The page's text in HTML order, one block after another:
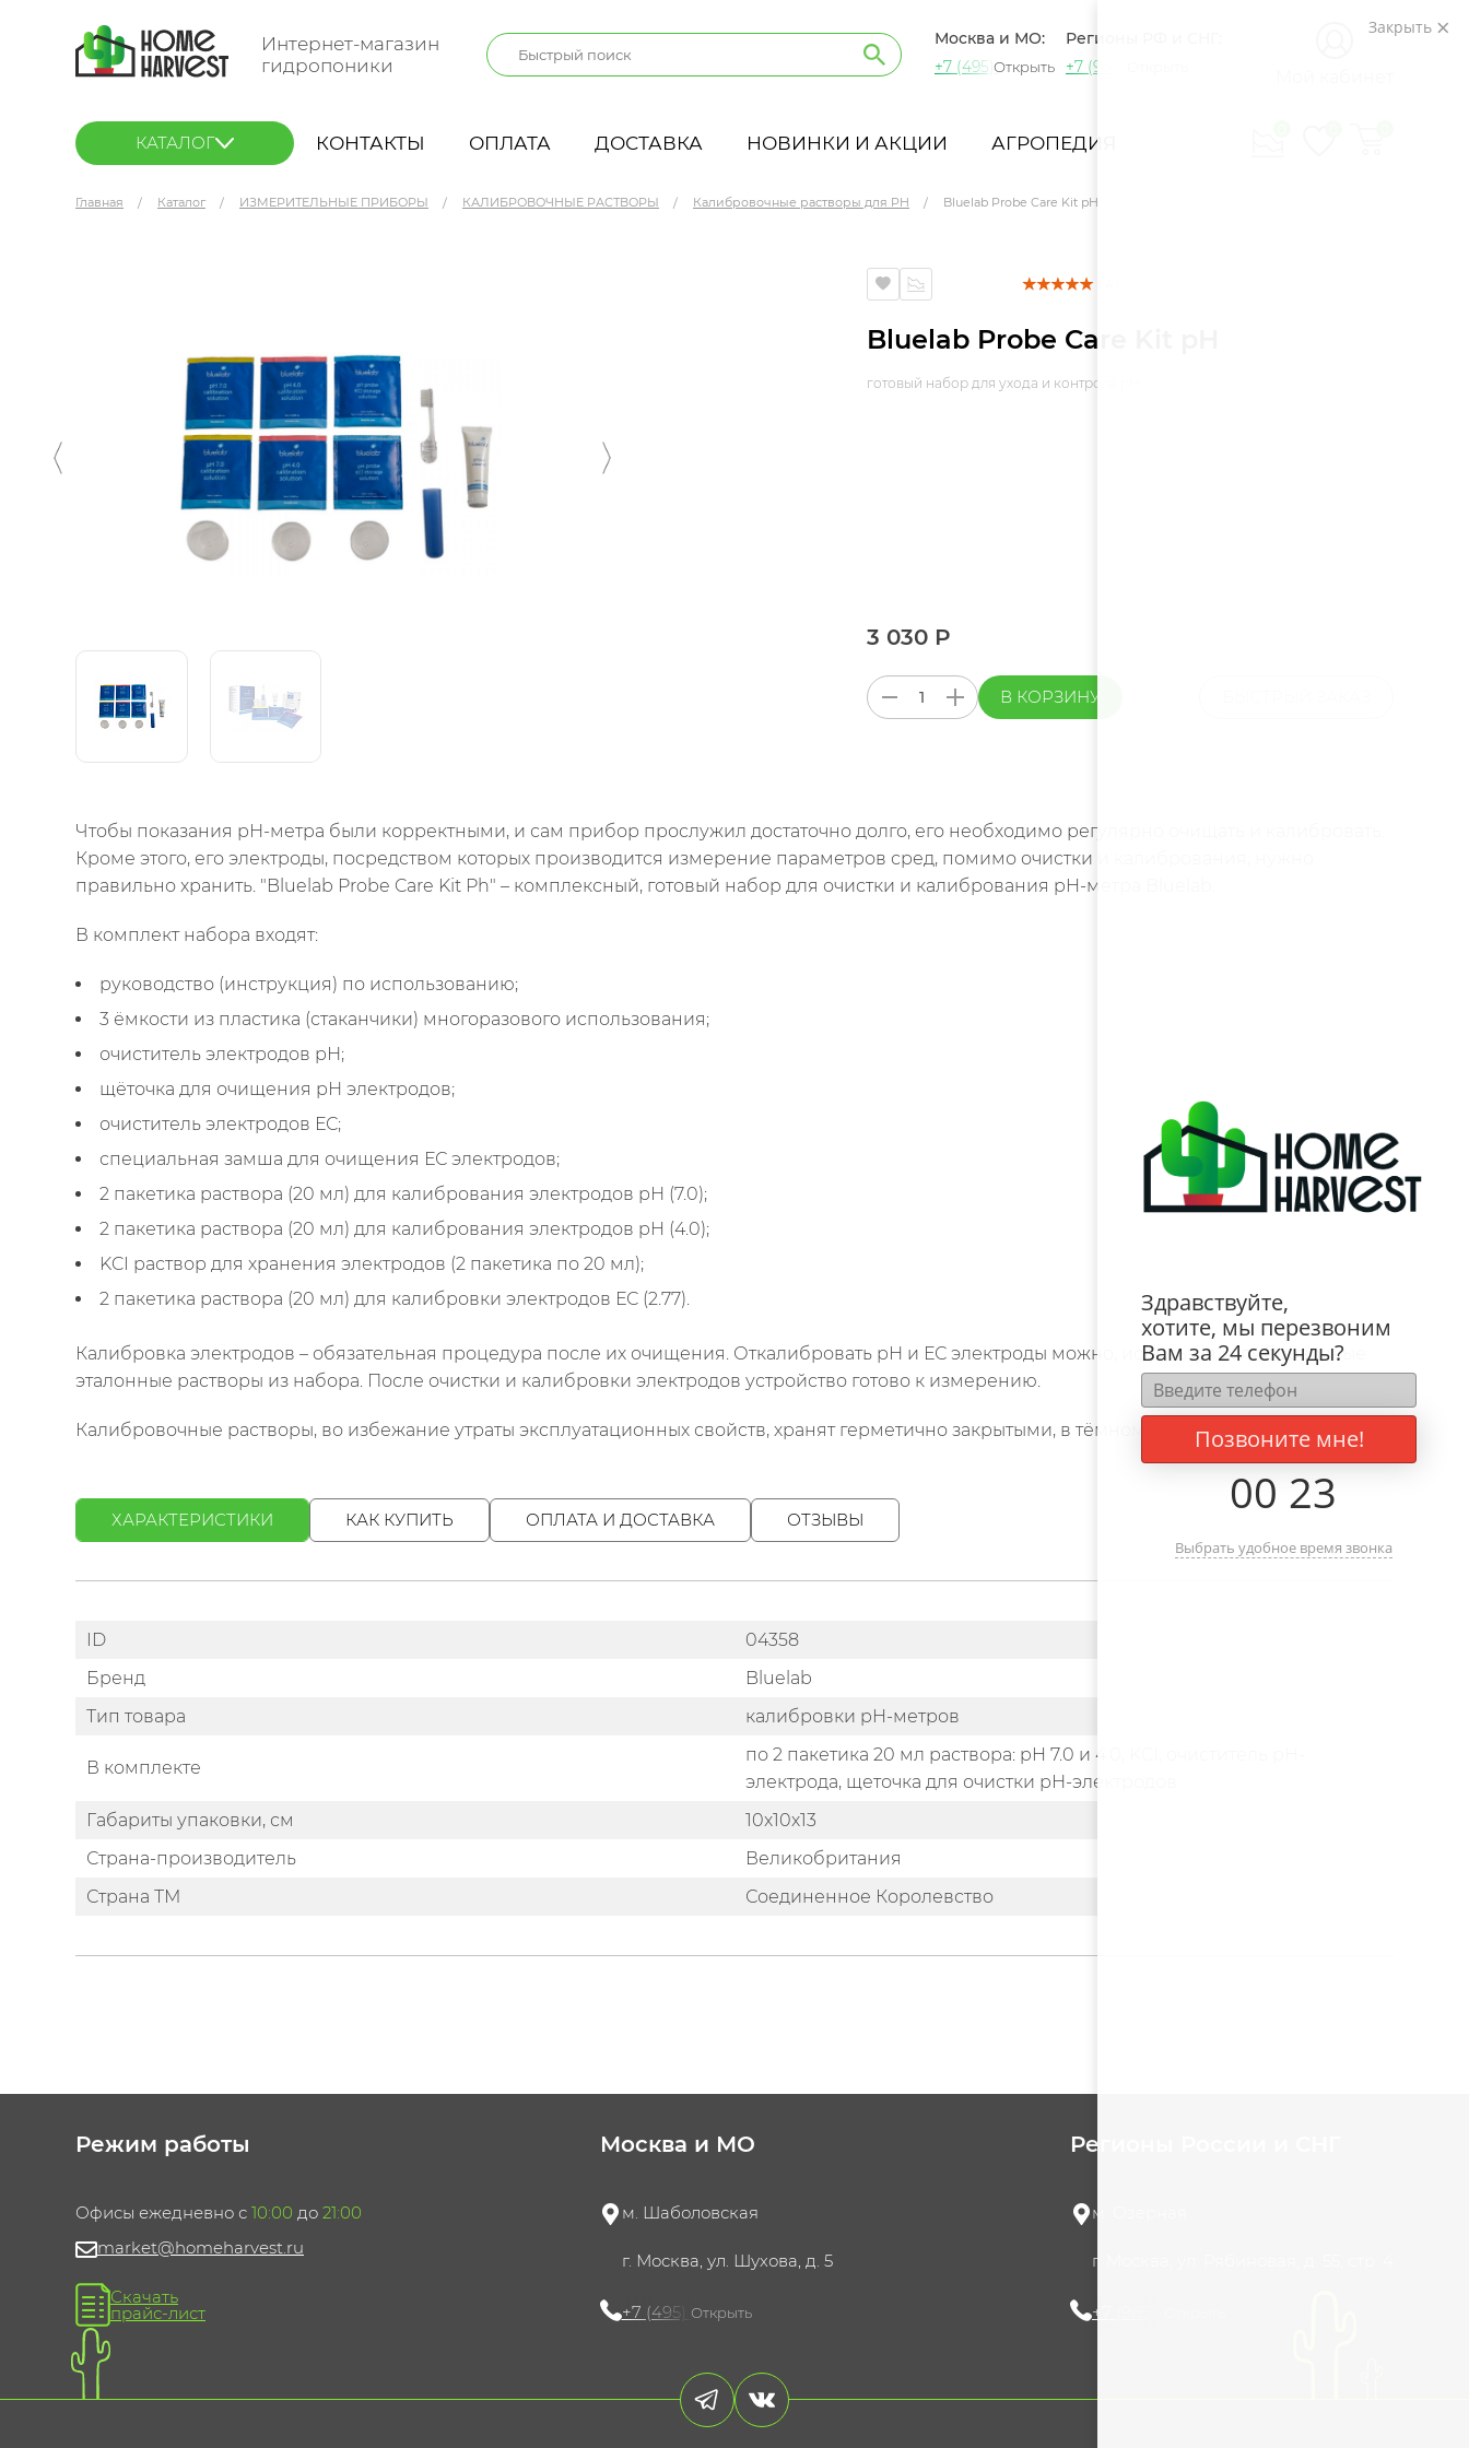
Интернет-магазин
гидропоники
Москва и МО:
+7 (495) 721-60-15
Открыть
Регионы РФ и СНГ:
+7 (965) 420-10-10
КАТАЛОГ КОНТАКТЫ ОПЛАТА ДОСТАВКА НОВИНКИ И АКЦИИ АГРОПЕДИЯ
Главная Каталог ИЗМЕРИТЕЛЬНЫЕ ПРИБОРЫ КАЛИБРОВОЧНЫЕ РАСТВОРЫ Калибровочные растворы для PH Bluelab Probe Care Kit pH
Bluelab Probe Care Kit pH
готовый набор для ухода и контроля pH
3 030 Р
В КОРЗИНУ
Чтобы показания рН-метра были корректными, и сам прибор прослужил достаточно долго, его необходимо регулярно очищать и калибровать.
Кроме этого, его электроды, посредством которых производится измерение параметров сред, помимо очистки и калибрования, нужно
правильно хранить. "Bluelab Probe Care Kit Ph" – комплексный, готовый набор для очистки и калибрования pH-метра Bluelab.
В комплект набора входят:
руководство (инструкция) по использованию;
3 ёмкости из пластика (стаканчики) многоразового использования;
очиститель электродов рН;
щёточка для очищения рН электродов;
очиститель электродов ЕС;
специальная замша для очищения ЕС электродов;
2 пакетика раствора (20 мл) для калибрования электродов рН (7.0);
2 пакетика раствора (20 мл) для калибрования электродов pH (4.0);
KCI раствор для хранения электродов (2 пакетика по 20 мл);
2 пакетика раствора (20 мл) для калибровки электродов ЕС (2.77).
Калибровка электродов – обязательная процедура после их очищения. Откалибровать рН и ЕС электроды можно, используя калибровочные
эталонные растворы из набора. После очистки и калибровки электродов устройство готово к измерению.
Калибровочные растворы, во избежание утраты эксплуатационных свойств, хранят герметично закрытыми, в тёмном месте.
ХАРАКТЕРИСТИКИ КАК КУПИТЬ ОПЛАТА И ДОСТАВКА ОТЗЫВЫ
ID
04358
Бренд
Bluelab
Тип товара
калибровки pH-метров
В комплекте
по 2 пакетика 20 мл раствора: pH 7.0 и 4.0, KCI, очиститель pH-
электрода, щеточка для очистки рН-электродов
Габариты упаковки, см
10х10х13
Страна-производитель
Великобритания
Страна ТМ
Соединенное Королевство
Режим работы
Офисы ежедневно с 10:00 до 21:00
market@homeharvest.ru
Скачать
прайс-лист
Москва и МО
м. Шаболовская
г. Москва, ул. Шухова, д. 5
+7 (495) 721-60-15
Открыть
Регионы России и СНГ
м. Озерная
г. Москва, ул. Рябиновая, д. 55, стр. 4
+7 (965) 420-10-10
Закрыть
Здравствуйте,
хотите, мы перезвоним
Вам за 24 секунды?
Позвоните мне!
00 23
Выбрать удобное время звонка